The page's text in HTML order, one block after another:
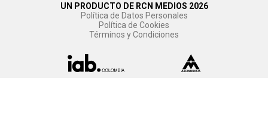
UN PRODUCTO DE RCN MEDIOS 2026
Política de Datos Personales
Política de Cookies
Términos y Condiciones